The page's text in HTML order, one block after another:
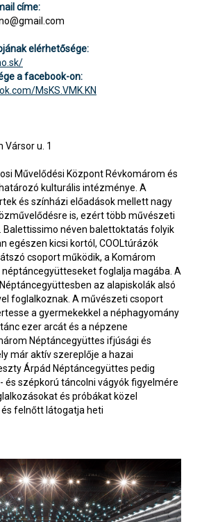
címe:
elérhetősége:
a facebook-on:
MsKS.VMK.KN
Vársor u. 1
Művelődési Központ Révkomárom és
kulturális intézménye. A
és színházi előadások mellett nagy
is, ezért több művészeti
Balettissimo néven balettoktatás folyik
egészen kicsi kortól, COOLtúrázók
csoport működik, a Komárom
néptáncegyütteseket foglalja magába. A
az alapiskolák alsó
foglalkoznak. A művészeti csoport
a gyermekekkel a néphagyomány
ezer arcát és a népzene
Néptáncegyüttes ifjúsági és
már aktív szereplője a hazai
Árpád Néptáncegyüttes pedig
és szépkorú táncolni vágyók figyelmére
és próbákat közel
felnőtt látogatja heti